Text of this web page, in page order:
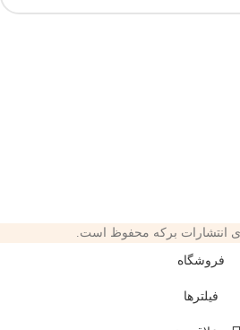
انتشارات برکه محفوظ است.
فروشگاه
فیلترها